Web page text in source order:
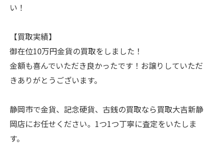
い！
【買取実績】
御在位10万円金貨の買取をしました！
金額も喜んでいただき良かったです！お譲りしていただ
きありがとうございます。
静岡市で金貨、記念硬貨、古銭の買取なら買取大吉新静
岡店にお任せください。1つ1つ丁寧に査定をいたしま
す。